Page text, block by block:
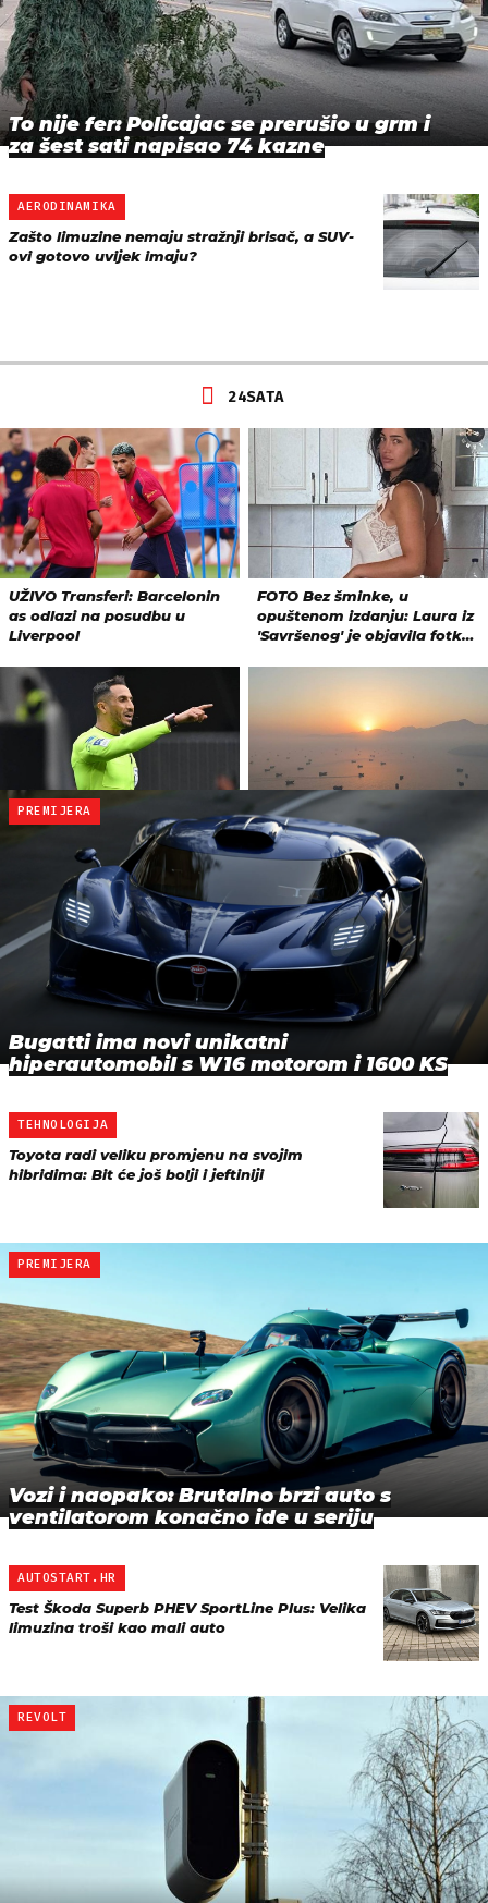
To nije fer: Policajac se prerušio u grm i
za šest sati napisao 74 kazne
AERODINAMIKA
Zašto limuzine nemaju stražnji brisač, a SUV-
ovi gotovo uvijek imaju?
PREMIJERA
Bugatti ima novi unikatni
hiperautomobil s W16 motorom i 1600 KS
TEHNOLOGIJA
Toyota radi veliku promjenu na svojim
hibridima: Bit će još bolji i jeftiniji
PREMIJERA
Vozi i naopako: Brutalno brzi auto s
ventilatorom konačno ide u seriju
AUTOSTART.HR
Test Škoda Superb PHEV SportLine Plus: Velika
limuzina troši kao mali auto
REVOLT